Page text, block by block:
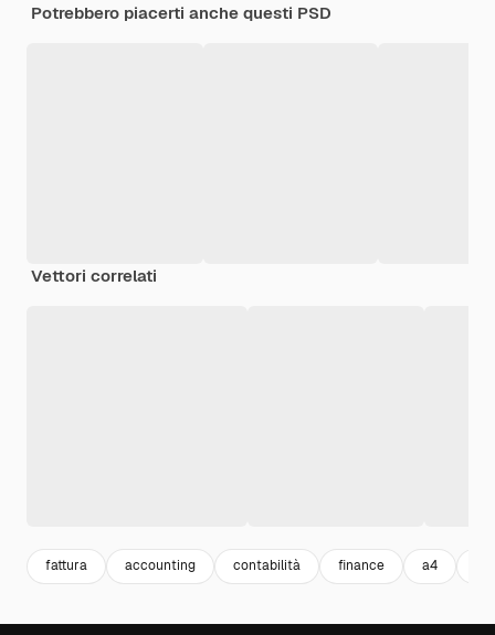
Potrebbero piacerti anche questi PSD
Vettori correlati
fattura accounting contabilità finance a4